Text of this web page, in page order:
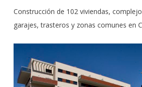
Construcción de 102 viviendas,
garajes, trasteros y zonas comunes en